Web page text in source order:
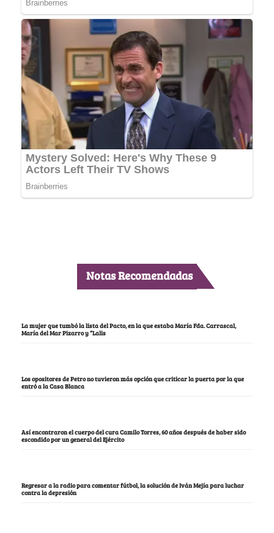
Notas Recomendadas
La mujer que tumbó la lista del Pacto, en la que estaba María Fda. Carrascal,
María del Mar Pizarro y “Lalis
Los opositores de Petro no tuvieron más opción que criticar la puerta por la que
entró a la Casa Blanca
Así encontraron el cuerpo del cura Camilo Torres, 60 años después de haber sido
escondido por un general del Ejército
Regresar a la radio para comentar fútbol, la solución de Iván Mejía para luchar
contra la depresión